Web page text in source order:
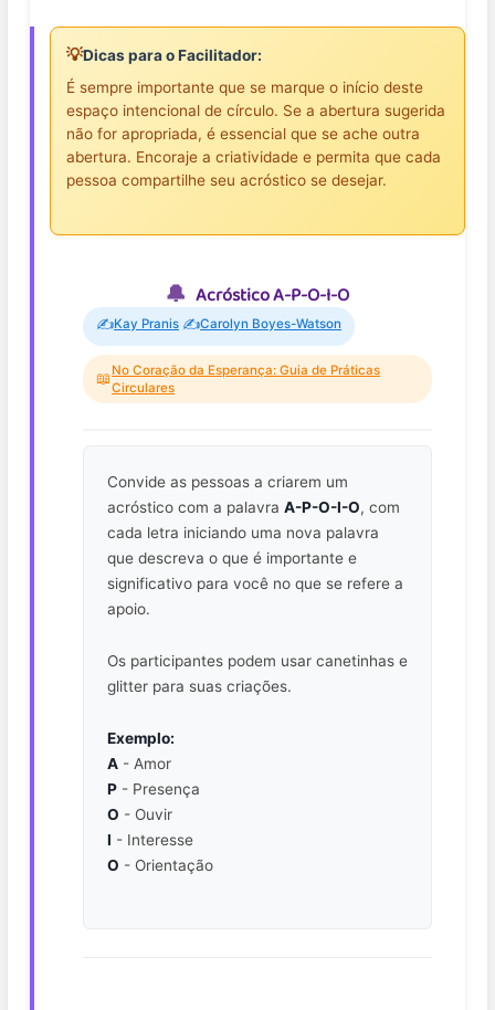
💡Dicas para o Facilitador:
É sempre importante que se marque o início deste
espaço intencional de círculo. Se a abertura sugerida
não for apropriada, é essencial que se ache outra
abertura. Encoraje a criatividade e permita que cada
pessoa compartilhe seu acróstico se desejar.
Acróstico A-P-O-I-O
✍️Kay Pranis ✍️Carolyn Boyes-Watson
📖No Coração da Esperança: Guia de Práticas
Circulares
Convide as pessoas a criarem um
acróstico com a palavra A-P-O-I-O, com
cada letra iniciando uma nova palavra
que descreva o que é importante e
significativo para você no que se refere a
apoio.
Os participantes podem usar canetinhas e
glitter para suas criações.
Exemplo:
A- Amor
P- Presença
O - Ouvir
I - Interesse
O - Orientação